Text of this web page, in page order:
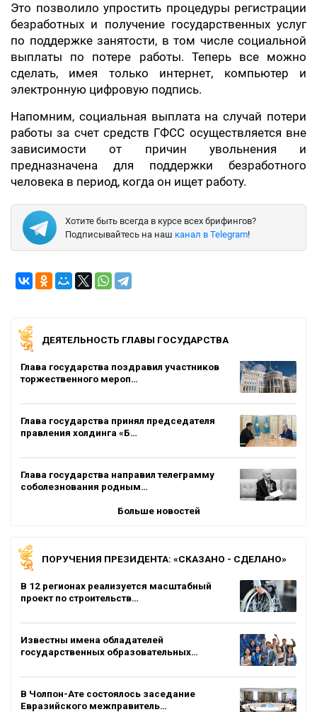
Это позволило упростить процедуры регистрации
безработных и получение государственных услуг
по поддержке занятости, в том числе социальной
выплаты по потере работы. Теперь все можно
сделать, имея только интернет, компьютер и
электронную цифровую подпись.
Напомним, социальная выплата на случай потери
работы за счет средств ГФСС осуществляется вне
зависимости от причин увольнения и
предназначена для поддержки безработного
человека в период, когда он ищет работу.
Хотите быть всегда в курсе всех брифингов?
Подписывайтесь на наш канал в Telegram!
ДЕЯТЕЛЬНОСТЬ ГЛАВЫ ГОСУДАРСТВА
Глава государства поздравил участников
торжественного мероп…
Глава государства принял председателя
правления холдинга «Б…
Глава государства направил телеграмму
соболезнования родным…
Больше новостей
ПОРУЧЕНИЯ ПРЕЗИДЕНТА: «СКАЗАНО - СДЕЛАНО»
В 12 регионах реализуется масштабный
проект по строительств…
Известны имена обладателей
государственных образовательных…
В Чолпон-Ате состоялось заседание
Евразийского межправитель…